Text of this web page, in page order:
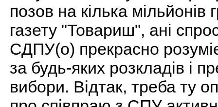
позов на кілька
газету "Товариш", ані
СДПУ(о) прекрасно
за будь-яких розкладів і
вибори. Відтак, треба ту